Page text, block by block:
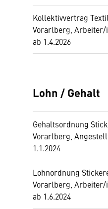
Kollektivvertrag
Vorarlberg,
ab 1.4.2026
Lohn / Gehalt
Gehaltsordnung
Vorarlberg,
1.1.2024
Lohnordnung
Vorarlberg,
ab 1.6.2024